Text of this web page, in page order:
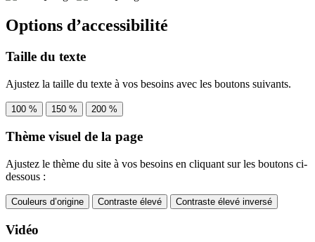
Options d’accessibilité
Taille du texte
Ajustez la taille du texte à vos besoins avec les boutons suivants.
100 % 150 % 200 %
Thème visuel de la page
Ajustez le thème du site à vos besoins en cliquant sur les boutons ci-
dessous :
Couleurs d’origine Contraste élevé Contraste élevé inversé
Vidéo